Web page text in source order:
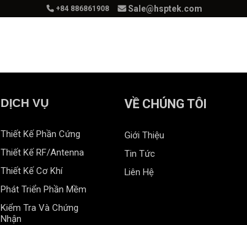
+84 886861908 Sale@hsptek.com
DỊCH VỤ
Thiết Kế Phần Cứng
Thiết Kế RF/Antenna
Thiết Kế Cơ Khí
Phát Triển Phần Mềm
Kiểm Tra Và Chứng
Nhận
VỀ CHÚNG TÔI
Giới Thiệu
Tin Tức
Liên Hệ